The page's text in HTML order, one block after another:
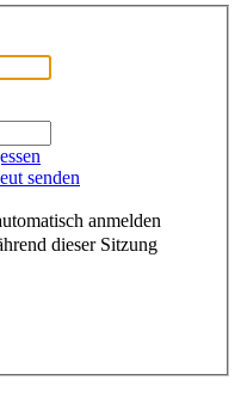
senden
anmelden
dieser Sitzung